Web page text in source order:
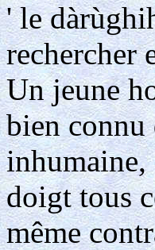
' le
rechercher
Un jeune
bien connu
inhumaine,
doigt tous
même